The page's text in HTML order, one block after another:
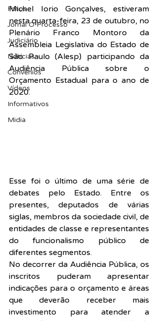
Fotos
Jornal O Processo
Judiciário
Notícias
Convênios
Vídeos
Informativos
Midia
Michel Iorio Gonçalves, estiveram
nesta quarta-feira, 23 de outubro, no
Plenário Franco Montoro da
Assembleia Legislativa do Estado de
São Paulo (Alesp) participando da
Audiência Pública sobre o
Orçamento Estadual para o ano de
2020.
Esse foi o último de uma série de
debates pelo Estado. Entre os
presentes, deputados de várias
siglas, membros da sociedade civil, de
entidades de classe e representantes
do funcionalismo público de
diferentes segmentos.
No decorrer da Audiência Pública, os
inscritos puderam apresentar
indicações para o orçamento e áreas
que deverão receber mais
investimento para atender a